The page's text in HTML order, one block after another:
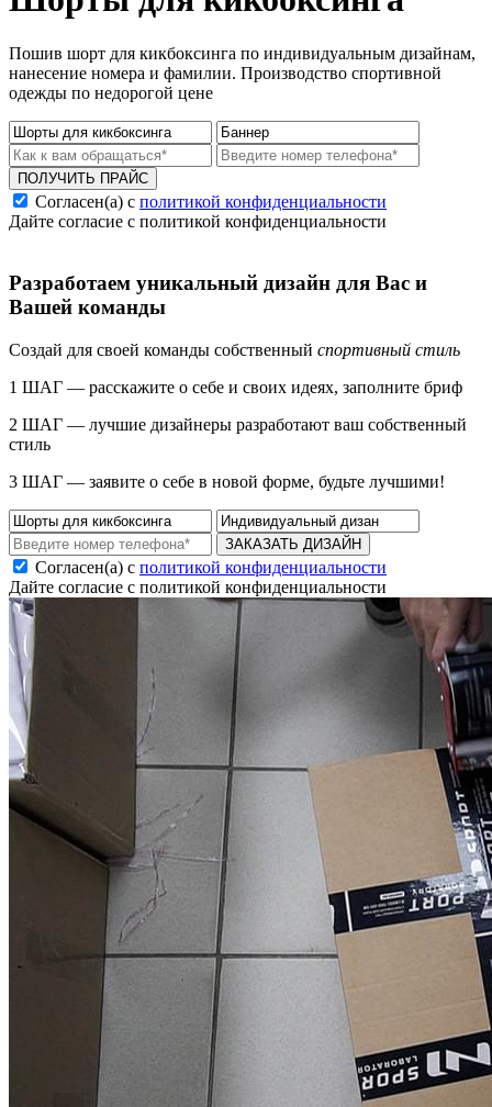
Пошив шорт для кикбоксинга по индивидуальным дизайнам,
нанесение номера и фамилии. Производство спортивной
одежды по недорогой цене
ПОЛУЧИТЬ ПРАЙС
Согласен(а) с политикой конфиденциальности
Дайте согласие с политикой конфиденциальности
Разработаем уникальный дизайн для Вас и
Вашей команды
Создай для своей команды собственный спортивный стиль
1 ШАГ — расскажите о себе и своих идеях, заполните бриф
2 ШАГ — лучшие дизайнеры разработают ваш собственный
стиль
3 ШАГ — заявите о себе в новой форме, будьте лучшими!
ЗАКАЗАТЬ ДИЗАЙН
Согласен(а) с политикой конфиденциальности
Дайте согласие с политикой конфиденциальности